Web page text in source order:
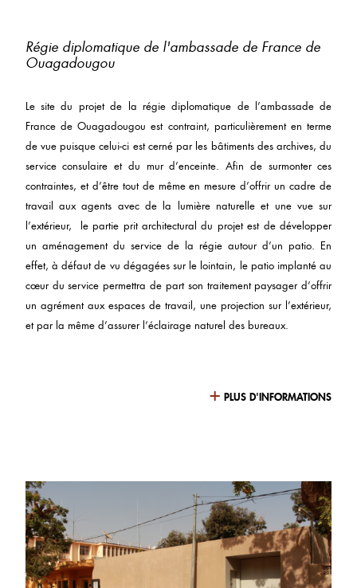
Régie diplomatique de l'ambassade de France de
Ouagadougou
Le site du projet de la régie diplomatique de l’ambassade de
France de Ouagadougou est contraint, particulièrement en terme
de vue puisque celui-ci est cerné par les bâtiments des archives, du
service consulaire et du mur d’enceinte. Afin de surmonter ces
contraintes, et d’être tout de même en mesure d’offrir un cadre de
travail aux agents avec de la lumière naturelle et une vue sur
l’extérieur, le partie prit architectural du projet est de développer
un aménagement du service de la régie autour d’un patio. En
effet, à défaut de vu dégagées sur le lointain, le patio implanté au
cœur du service permettra de part son traitement paysager d’offrir
un agrément aux espaces de travail, une projection sur l’extérieur,
et par la même d’assurer l’éclairage naturel des bureaux.
+ PLUS D'INFORMATIONS
s’adosser au pignon du bâtiment du service consulaire, du
bâtiment archives conservé et du mur d’enceinte de l’ambassade.
Cette implantation permet alors d’évider le centre du bâtiment et
de ménager un patio de 30 m².
Cette disposition est l’élément fort du projet, c’est la configuration
qui le caractérise. Cet élément régie le plan d’aménagement.